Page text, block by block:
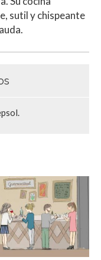
sutil y chispeante